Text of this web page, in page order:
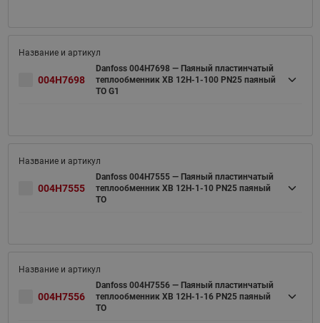
004H7698
Danfoss 004H7698 — Паяный пластинчатый
теплообменник XB 12H-1-100 PN25 паяный
ТО G1
004H7555
Danfoss 004H7555 — Паяный пластинчатый
теплообменник XB 12H-1-10 PN25 паяный
ТО
004H7556
Danfoss 004H7556 — Паяный пластинчатый
теплообменник XB 12H-1-16 PN25 паяный
ТО